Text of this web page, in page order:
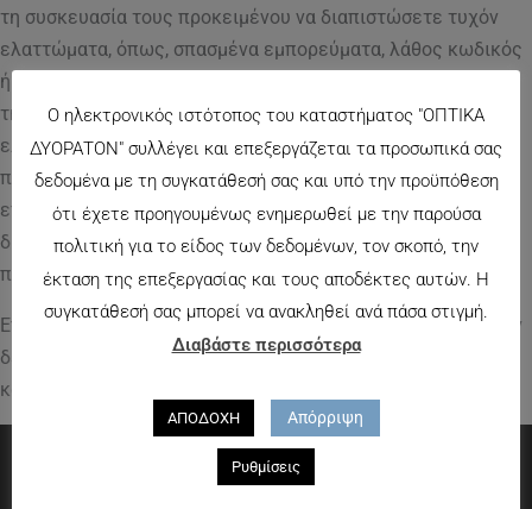
τη συσκευασία τους προκειμένου να διαπιστώσετε τυχόν
ελαττώματα, όπως, σπασμένα εμπορεύματα, λάθος κωδικός
ή λάθος είδος σε σχέση με αυτό που παραγγείλατε. Μετά
την παραλαβή των προϊόντων δεν αναγνωρίζεται κανένα
ελάττωμα ή λάθος. Σε περίπτωση που επιστρέψατε τα
προϊόντα που αγοράσατε σας παρακαλούμε να
επικοινωνήσετε μαζί μας για να σας υποδείξουμε την
διεύθυνση που θα σταλούν τα επιστρεφόμενα προς εμάς
προϊόντα.
Επιστροφή χρημάτων σε περίπτωση επιστροφής προϊόντων
δεν γίνεται. Μπορείτε να αντικαταστήσετε το προιόν με
κάποιο άλλο προιόν απο το κατάστημα Δυορατόν
Ο ηλεκτρονικός ιστότοπος του καταστήματος "ΟΠΤΙΚΑ
ΔΥΟΡΑΤΟΝ" συλλέγει και επεξεργάζεται τα προσωπικά σας
δεδομένα με τη συγκατάθεσή σας και υπό την προϋπόθεση
ότι έχετε προηγουμένως ενημερωθεί με την παρούσα
πολιτική για το είδος των δεδομένων, τον σκοπό, την
έκταση της επεξεργασίας και τους αποδέκτες αυτών. Η
συγκατάθεσή σας μπορεί να ανακληθεί ανά πάσα στιγμή.
Διαβάστε περισσότερα
ΑΠΟΔΟΧΗ Απόρριψη
Ρυθμίσεις